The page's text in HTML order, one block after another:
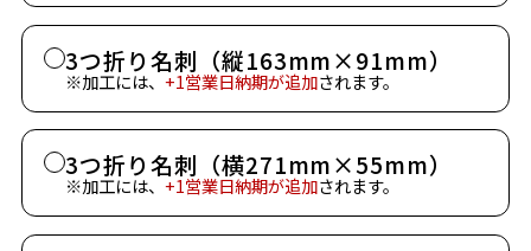
3つ折り名刺（縦163mm×91mm）
※加工には、+1営業日納期が追加されます。
3つ折り名刺（横271mm×55mm）
※加工には、+1営業日納期が追加されます。